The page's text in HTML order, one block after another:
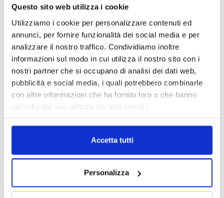
Questo sito web utilizza i cookie
Utilizziamo i cookie per personalizzare contenuti ed
annunci, per fornire funzionalità dei social media e per
analizzare il nostro traffico. Condividiamo inoltre
informazioni sul modo in cui utilizza il nostro sito con i
nostri partner che si occupano di analisi dei dati web,
pubblicità e social media, i quali potrebbero combinarle
con altre informazioni che ha fornito loro o che hanno
raccolto dal suo utilizzo dei loro servizi.
Accetta tutti
Personalizza
Dettagli
Data:
24 Ottobre 2017
Ora:
16:00 - 18:00
Costo:
€120
Categoria Evento:
Sito web:
https://formazioneivass.it/prodotto/corso-
Luogo
Organizzatore